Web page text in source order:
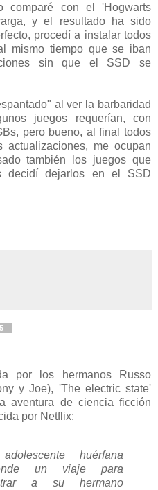
comparé con el 'Hogwarts
y el resultado ha sido
procedí a instalar todos
mismo tiempo que se iban
sin que el SSD se
al ver la barbaridad
juegos requerían, con
pero bueno, al final todos
me ocupan
también los juegos que
decidí dejarlos en el SSD
por los hermanos Russo
y Joe), 'The electric state'
aventura de ciencia ficción
por Netflix:
huérfana
un viaje para
a su hermano